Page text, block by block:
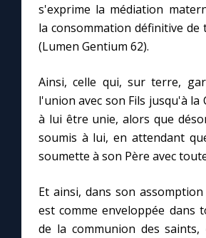
Marie de Nazareth
s'exprime la médiation
la consommation définitive de
(Lumen Gentium 62).
Ainsi, celle qui, sur terre,
l'union avec son Fils jusqu'à la
à lui être unie, alors que
soumis à lui, en attendant
soumette à son Père avec
Et ainsi, dans son
est comme enveloppée dans
de la communion des saints,